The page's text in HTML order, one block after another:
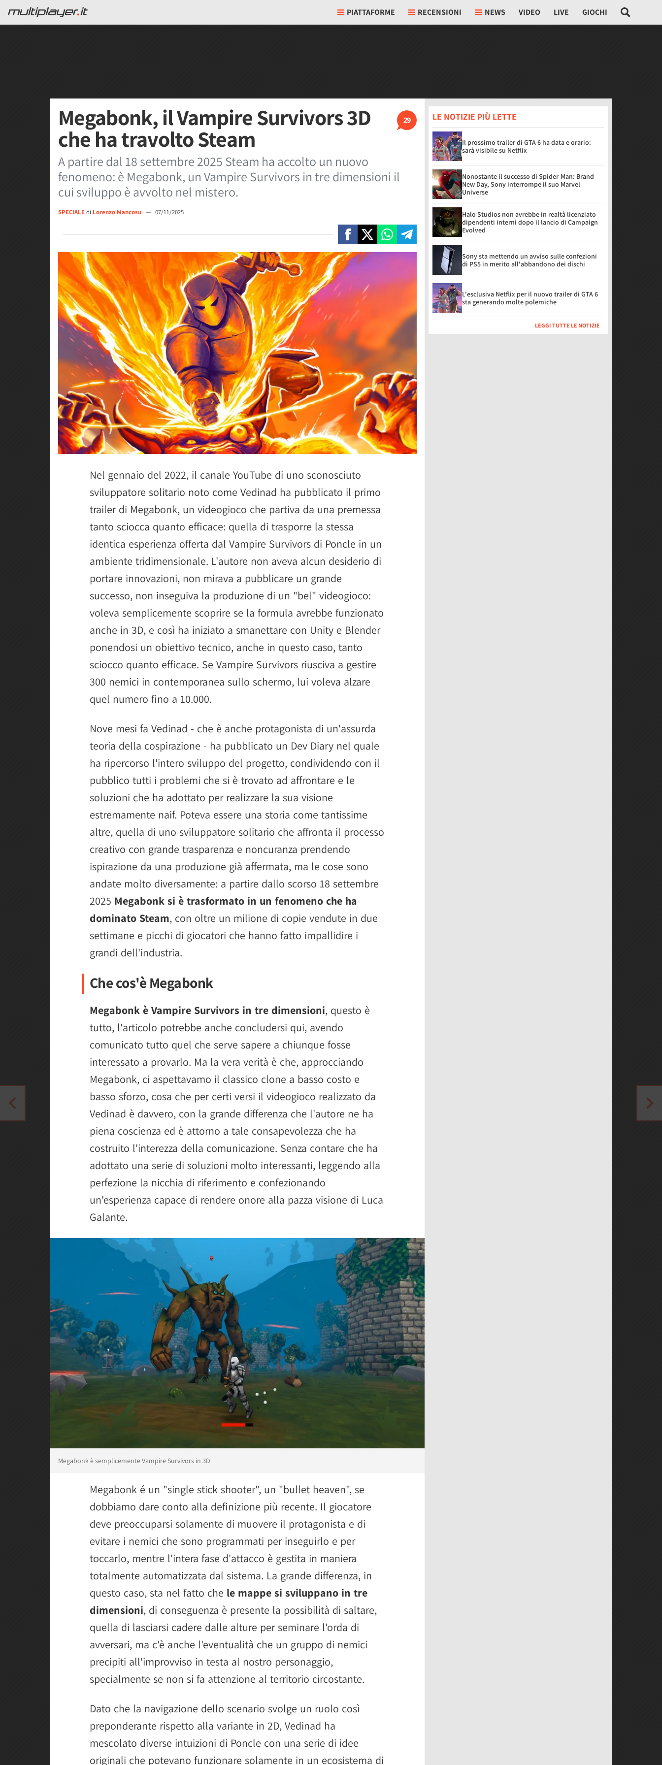
PIATTAFORME RECENSIONI NEWS VIDEO LIVE GIOCHI
29
Megabonk, il Vampire Survivors 3D
che ha travolto Steam
A partire dal 18 settembre 2025 Steam ha accolto un nuovo
fenomeno: è Megabonk, un Vampire Survivors in tre dimensioni il
cui sviluppo è avvolto nel mistero.
SPECIALEdi Lorenzo Mancosu — 07/11/2025
Nel gennaio del 2022, il canale YouTube di uno sconosciuto
sviluppatore solitario noto come Vedinad ha pubblicato il primo
trailer di Megabonk, un videogioco che partiva da una premessa
tanto sciocca quanto efficace: quella di trasporre la stessa
identica esperienza offerta dal Vampire Survivors di Poncle in un
ambiente tridimensionale. L'autore non aveva alcun desiderio di
portare innovazioni, non mirava a pubblicare un grande
successo, non inseguiva la produzione di un "bel" videogioco:
voleva semplicemente scoprire se la formula avrebbe funzionato
anche in 3D, e così ha iniziato a smanettare con Unity e Blender
ponendosi un obiettivo tecnico, anche in questo caso, tanto
sciocco quanto efficace. Se Vampire Survivors riusciva a gestire
300 nemici in contemporanea sullo schermo, lui voleva alzare
quel numero fino a 10.000.
Nove mesi fa Vedinad - che è anche protagonista di un'assurda
teoria della cospirazione - ha pubblicato un Dev Diary nel quale
ha ripercorso l'intero sviluppo del progetto, condividendo con il
pubblico tutti i problemi che si è trovato ad affrontare e le
soluzioni che ha adottato per realizzare la sua visione
estremamente naif. Poteva essere una storia come tantissime
altre, quella di uno sviluppatore solitario che affronta il processo
creativo con grande trasparenza e noncuranza prendendo
ispirazione da una produzione già affermata, ma le cose sono
andate molto diversamente: a partire dallo scorso 18 settembre
2025 Megabonk si è trasformato in un fenomeno che ha
dominato Steam, con oltre un milione di copie vendute in due
settimane e picchi di giocatori che hanno fatto impallidire i
grandi dell'industria.
Che cos'è Megabonk
Megabonk è Vampire Survivors in tre dimensioni, questo è
tutto, l'articolo potrebbe anche concludersi qui, avendo
comunicato tutto quel che serve sapere a chiunque fosse
interessato a provarlo. Ma la vera verità è che, approcciando
Megabonk, ci aspettavamo il classico clone a basso costo e
basso sforzo, cosa che per certi versi il videogioco realizzato da
Vedinad è davvero, con la grande differenza che l'autore ne ha
piena coscienza ed è attorno a tale consapevolezza che ha
costruito l'interezza della comunicazione. Senza contare che ha
adottato una serie di soluzioni molto interessanti, leggendo alla
perfezione la nicchia di riferimento e confezionando
un'esperienza capace di rendere onore alla pazza visione di Luca
Galante.
Megabonk è semplicemente Vampire Survivors in 3D
Megabonk é un "single stick shooter", un "bullet heaven", se
dobbiamo dare conto alla definizione più recente. Il giocatore
deve preoccuparsi solamente di muovere il protagonista e di
evitare i nemici che sono programmati per inseguirlo e per
toccarlo, mentre l'intera fase d'attacco è gestita in maniera
totalmente automatizzata dal sistema. La grande differenza, in
questo caso, sta nel fatto che le mappe si sviluppano in tre
dimensioni, di conseguenza è presente la possibilità di saltare,
quella di lasciarsi cadere dalle alture per seminare l'orda di
avversari, ma c'è anche l'eventualità che un gruppo di nemici
precipiti all'improvviso in testa al nostro personaggio,
specialmente se non si fa attenzione al territorio circostante.
Dato che la navigazione dello scenario svolge un ruolo così
preponderante rispetto alla variante in 2D, Vedinad ha
mescolato diverse intuizioni di Poncle con una serie di idee
originali che potevano funzionare solamente in un ecosistema di
LE NOTIZIE PIÙ LETTE
Il prossimo trailer di GTA 6 ha data e orario:
sarà visibile su Netflix
Nonostante il successo di Spider-Man: Brand
New Day, Sony interrompe il suo Marvel
Universe
Halo Studios non avrebbe in realtà licenziato
dipendenti interni dopo il lancio di Campaign
Evolved
Sony sta mettendo un avviso sulle confezioni
di PS5 in merito all'abbandono dei dischi
L'esclusiva Netflix per il nuovo trailer di GTA 6
sta generando molte polemiche
LEGGI TUTTE LE NOTIZIE